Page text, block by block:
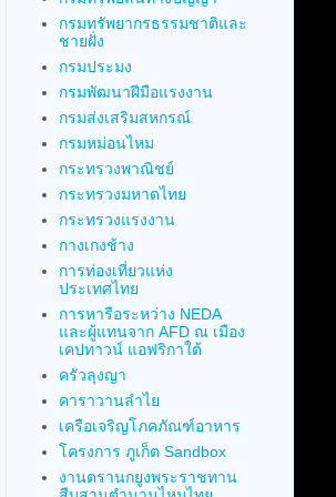
กรมทรัพยากรธรรมชาติและ
ชายฝั่ง
กรมประมง
กรมพัฒนาฝีมือแรงงาน
กรมส่งเสริมสหกรณ์
กรมหม่อนไหม
กระทรวงพาณิชย์
กระทรวงมหาดไทย
กระทรวงแรงงาน
กางเกงช้าง
การท่องเที่ยวแห่ง
ประเทศไทย
การหารือระหว่าง NEDA
และผู้แทนจาก AFD ณ เมือง
เคปทาวน์ แอฟริกาใต้
ครัวลุงญา
คาราวานลำไย
เครือเจริญโภคภัณฑ์อาหาร
โครงการ ภูเก็ต Sandbox
งานตรานกยูงพระราชทาน